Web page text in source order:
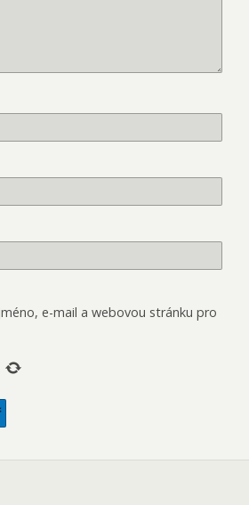
e-mail a webovou stránku pro